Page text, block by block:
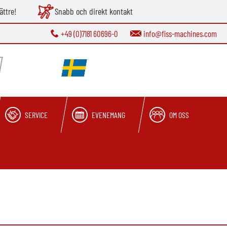
Snabb och direkt kontakt
+49 (0)7181 60696-0 info@fiss-machines.com
SERVICE EVENEMANG OM OSS